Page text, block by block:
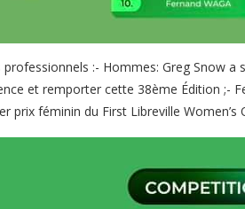
professionnels :- Hommes: Greg Snow
et remporter cette 38ème Édition ;-
prix féminin du First Libreville